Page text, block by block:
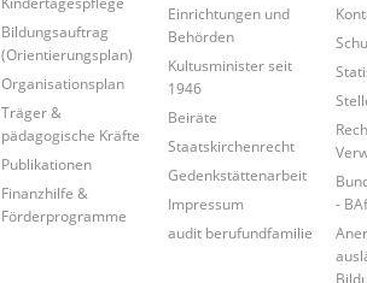
Bildungsauftrag
(Orientierungsplan)
Organisationsplan
Träger &
pädagogische Kräfte
Publikationen
Finanzhilfe &
Förderprogramme
Einrichtungen und
Behörden
Kultusminister seit
1946
Beiräte
Staatskirchenrecht
Gedenkstättenarbeit
Impressum
audit berufundfamilie
-